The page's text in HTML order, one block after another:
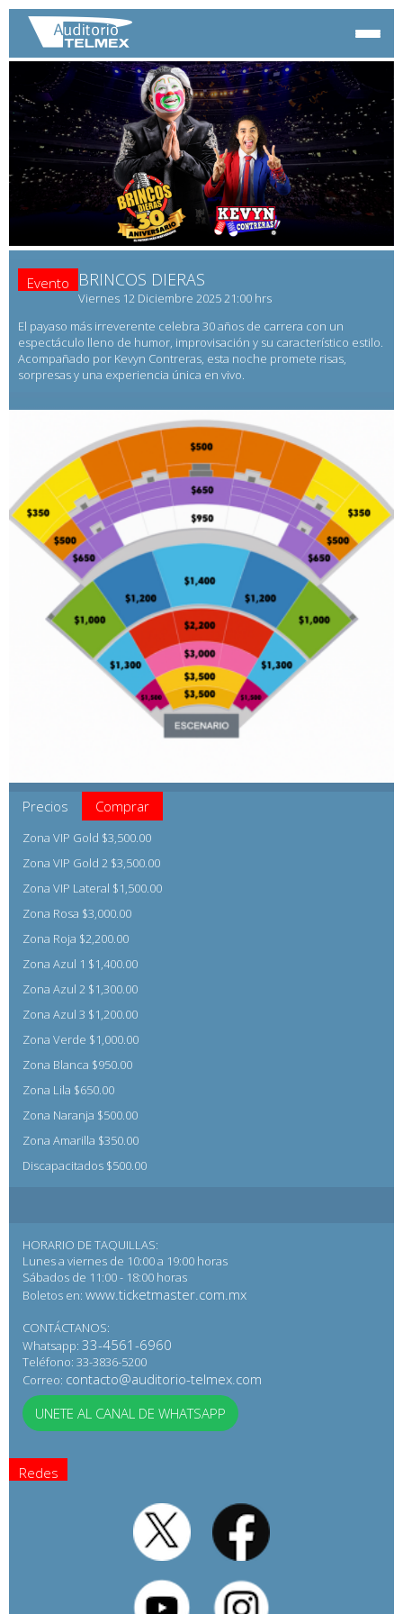
Evento BRINCOS DIERAS
Viernes 12 Diciembre 2025 21:00 hrs
El payaso más irreverente celebra 30 años de carrera con un
espectáculo lleno de humor, improvisación y su característico estilo.
Acompañado por Kevyn Contreras, esta noche promete risas,
sorpresas y una experiencia única en vivo.
Precios Comprar
Zona VIP Gold $3,500.00
Zona VIP Gold 2 $3,500.00
Zona VIP Lateral $1,500.00
Zona Rosa $3,000.00
Zona Roja $2,200.00
Zona Azul 1 $1,400.00
Zona Azul 2 $1,300.00
Zona Azul 3 $1,200.00
Zona Verde $1,000.00
Zona Blanca $950.00
Zona Lila $650.00
Zona Naranja $500.00
Zona Amarilla $350.00
Discapacitados $500.00
HORARIO DE TAQUILLAS:
Lunes a viernes de 10:00 a 19:00 horas
Sábados de 11:00 - 18:00 horas
Boletos en: www.ticketmaster.com.mx
CONTÁCTANOS:
Whatsapp: 33-4561-6960
Teléfono: 33-3836-5200
Correo: contacto@auditorio-telmex.com
UNETE AL CANAL DE WHATSAPP
Redes